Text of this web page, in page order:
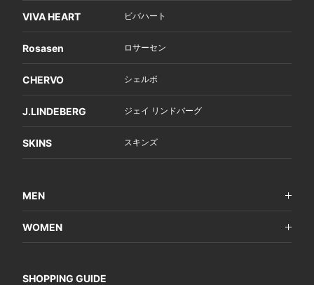
VIVA HEART ビバハート
Rosasen ロサーセン
CHERVO シェルボ
J.LINDEBERG ジェイ リンドバーグ
SKINS スキンズ
MEN
WOMEN
SHOPPING GUIDE